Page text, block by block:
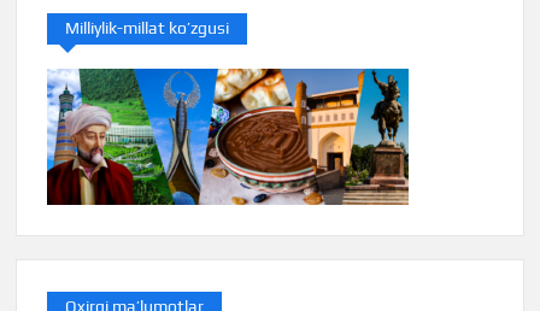
Milliylik-millat ko’zgusi
Oxirgi ma’lumotlar